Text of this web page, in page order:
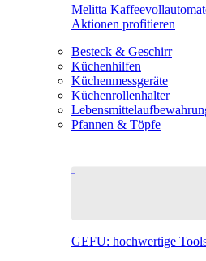
Melitta
Aktionen profitieren
Besteck & Geschirr
Küchenhilfen
Küchenmessgeräte
Küchenrollenhalter
Pfannen & Töpfe
GEFU: hochwertige